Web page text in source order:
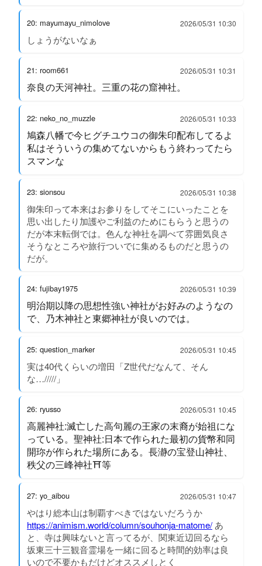
20: mayumayu_nimolove 2026/05/31 10:30
しょうがないなぁ
21: room661 2026/05/31 10:31
奈良の天河神社。三重の花の窟神社。
22: neko_no_muzzle 2026/05/31 10:33
鳩森八幡で今ヒグチユウコの御朱印配布してるよ
私はそういうの集めてないからもう終わってたら
スマンな
23: sionsou 2026/05/31 10:38
御朱印って本来はお参りをしてそこにいったことを
思い出したり加護やご利益のためにもらうと思うの
だが本末転倒では。色んな神社を調べて雰囲気良さ
そうなところや旅行ついでに集めるものだと思うの
だが。
24: fujibay1975 2026/05/31 10:39
明治期以降の思想性強い神社がお好みのようなの
で、乃木神社と東郷神社が良いのでは。
25: question_marker 2026/05/31 10:45
実は40代くらいの増田「Z世代だなんて、そん
な…/////」
26: ryusso 2026/05/31 10:45
高麗神社:滅亡した高句麗の王家の末裔が始祖にな
っている。聖神社:日本で作られた最初の貨幣和同
開珎が作られた場所にある。長瀞の宝登山神社、
秩父の三峰神社⛩️等
27: yo_aibou 2026/05/31 10:47
やはり総本山は制覇すべきではないだろうか
https://animism.world/column/souhonja-matome/あ
と、寺は興味ないと言ってるが、関東近辺回るなら
坂東三十三観音霊場を一緒に回ると時間的効率は良
いので不要かもだけどオススメしとく